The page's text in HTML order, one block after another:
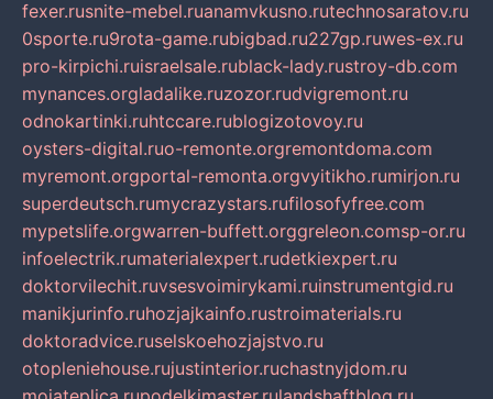
fexer.rusnite-mebel.ruanamvkusno.rutechnosaratov.ru
0sporte.ru9rota-game.rubigbad.ru227gp.ruwes-ex.ru
pro-kirpichi.ruisraelsale.rublack-lady.rustroy-db.com
mynances.orgladalike.ruzozor.rudvigremont.ru
odnokartinki.ruhtccare.rublogizotovoy.ru
oysters-digital.ruo-remonte.orgremontdoma.com
myremont.orgportal-remonta.orgvyitikho.rumirjon.ru
superdeutsch.rumycrazystars.rufilosofyfree.com
mypetslife.orgwarren-buffett.orggreleon.comsp-or.ru
infoelectrik.rumaterialexpert.rudetkiexpert.ru
doktorvilechit.ruvsesvoimirykami.ruinstrumentgid.ru
manikjurinfo.ruhozjajkainfo.rustroimaterials.ru
doktoradvice.ruselskoehozjajstvo.ru
otopleniehouse.rujustinterior.ruchastnyjdom.ru